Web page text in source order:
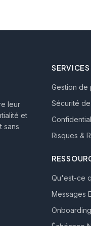
leur
et
sans
SERVICES
Gestion de
Sécurité
Risques &
Qu'est-ce
Messages